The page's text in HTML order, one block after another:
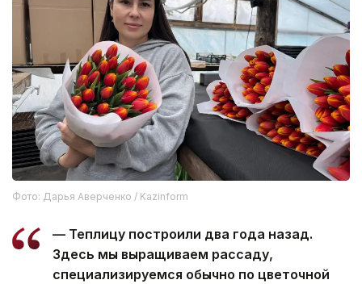
Фото: Дарья Аверченко / Kazinform
— Теплицу построили два года назад.
Здесь мы выращиваем рассаду,
специализируемся обычно по цветочной